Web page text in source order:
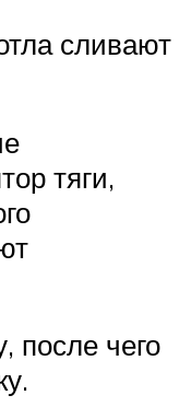
сливают
тяги,
после чего